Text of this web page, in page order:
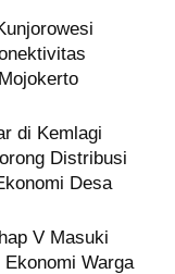
di Kemlagi
Distribusi
Desa
V Masuki
Warga